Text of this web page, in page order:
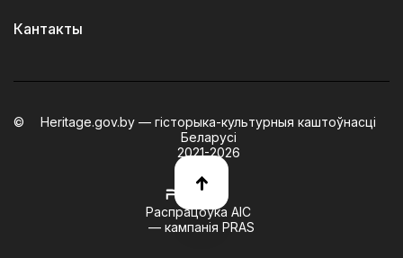
Кантакты
Heritage.gov.by — гісторыка-культурныя каштоўнасці
Беларусі
2021-2026
Распрацоўка АІС
— кампанія PRAS